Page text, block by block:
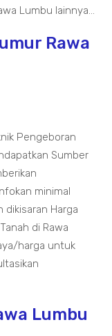
Lumbu lainnya...
Rawa
Pengeboran
Sumber
minimal
dikisaran Harga
di Rawa
harga untuk
Lumbu